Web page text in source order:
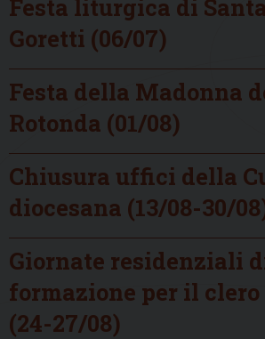
Festa liturgica di
Goretti (06/07)
Festa della Madonna
Rotonda (01/08)
Chiusura uffici della
diocesana (13/08-30/
Giornate residenziali
formazione per il clero
(24-27/08)